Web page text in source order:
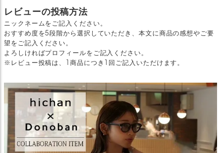
レビューの投稿方法
ニックネームをご記入ください。
おすすめ度を5段階から選択していただき、本文に商品の感想やご要
望をご記入ください。
よろしければプロフィールをご記入ください。
※レビュー投稿は、1商品につき1回ご記入いただけます。